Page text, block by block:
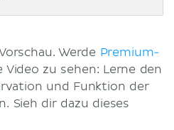
Werde Premium-
Video zu sehen: Lerne den
und Funktion der
Sieh dir dazu dieses